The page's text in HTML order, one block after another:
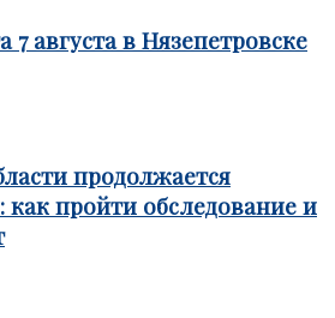
7 августа в Нязепетровске
продолжается
как пройти обследование и